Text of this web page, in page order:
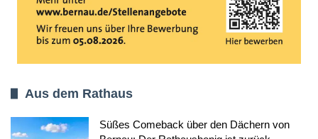
Aus dem Rathaus
Süßes Comeback über den Dächern von